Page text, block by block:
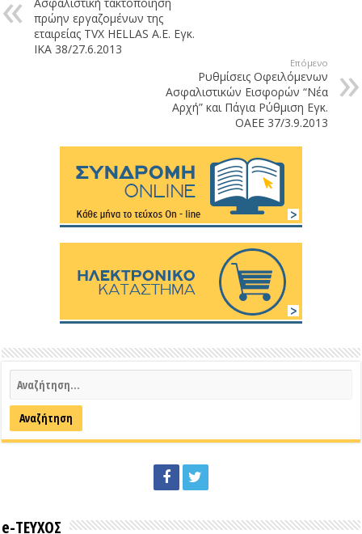
Ασφαλιστική τακτοποίηση
πρώην εργαζομένων της
εταιρείας TVX HELLAS Α.Ε. Εγκ.
ΙΚΑ 38/27.6.2013
Επόμενο
Ρυθμίσεις Οφειλόμενων
Ασφαλιστικών Εισφορών “Νέα
Αρχή” και Πάγια Ρύθμιση Εγκ.
ΟΑΕΕ 37/3.9.2013
e-ΤΕΥΧΟΣ